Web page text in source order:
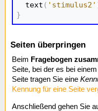
  text
( 'stimulus2'
}
Seiten überpringen
Beim Fragebogen
Seite, bei der es bei
Seite tragen Sie eine
Kennung für eine Seite
Anschließend gehen Sie